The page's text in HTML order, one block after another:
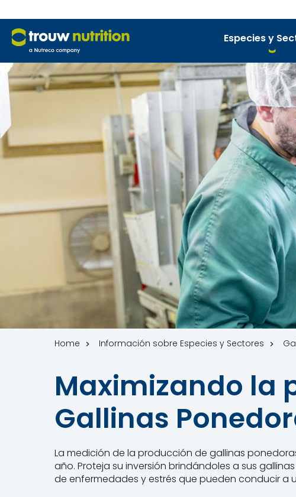
Especies y
Home Información sobre Especies y Sectores
Maximizando la
Gallinas
La medición de la producción de gallinas
año. Proteja su inversión brindándoles a sus
de enfermedades y estrés que pueden conducir a